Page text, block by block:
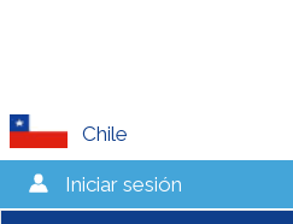
Chile
Iniciar sesión